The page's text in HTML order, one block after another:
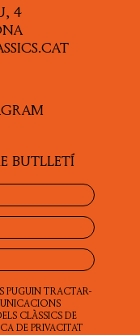
4
BUTLLETÍ
PUGUIN TRACTAR-
CLÀSSICS DE
DE PRIVACITAT